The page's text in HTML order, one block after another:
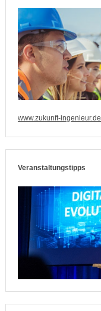
www.zukunft-ingenieur.de
Veranstaltungstipps